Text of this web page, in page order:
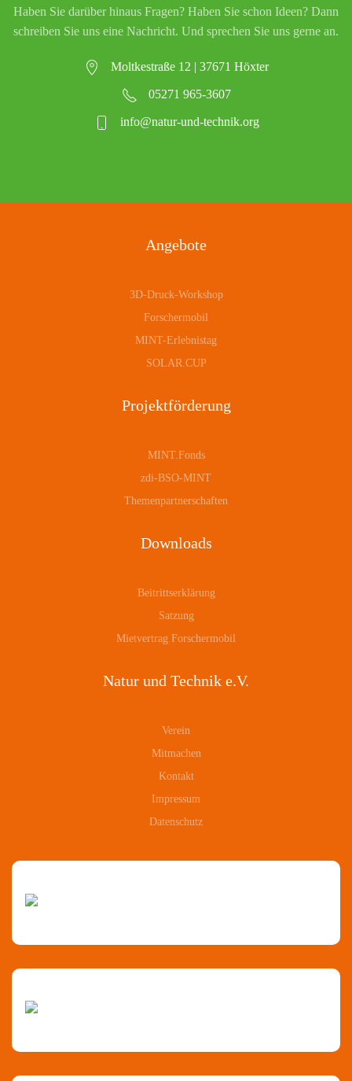
Haben Sie darüber hinaus Fragen? Haben Sie schon Ideen? Dann
schreiben Sie uns eine Nachricht. Und sprechen Sie uns gerne an.
Moltkestraße 12 | 37671 Höxter
05271 965-3607
info@natur-und-technik.org
Angebote
3D-Druck-Workshop
Forschermobil
MINT-Erlebnistag
SOLAR.CUP
Projektförderung
MINT.Fonds
zdi-BSO-MINT
Themenpartnerschaften
Downloads
Beitrittserklärung
Satzung
Mietvertrag Forschermobil
Natur und Technik e.V.
Verein
Mitmachen
Kontakt
Impressum
Datenschutz